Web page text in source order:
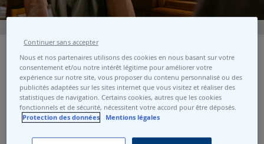
Lunch sur le lac
Samedi 29 et dimanche 30 août 2026, en raison du Triathlon
de Lausanne, l'accès au débarcadère de Lausanne-Ouchy sera
difficile. Privilégiez les transports publics et prévoyez
beginning
images
gallery
Nous et nos partenaires utilisons des cookies en nous basant sur votre
consentement et/ou notre intérêt légitime pour améliorer votre
expérience sur notre site, vous proposer du contenu personnalisé ou des
publicités adaptées sur les sites internet que vous visitez et réaliser des
statistiques de navigation. Certains cookies, autres que les cookies
fonctionnels et de sécurité, nécessitent votre accord pour être déposés.
Protection des données Mentions légales
Continuer sans accepter